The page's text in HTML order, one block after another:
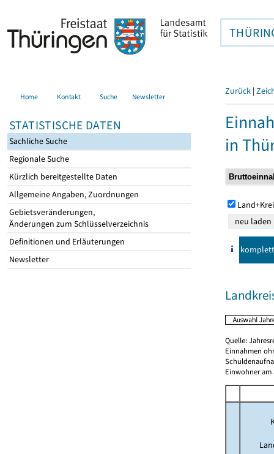
Home Kontakt Suche Newsletter
STATISTISCHE DATEN
Sachliche Suche
Regionale Suche
Kürzlich bereitgestellte Daten
Allgemeine Angaben, Zuordnungen
Gebietsveränderungen,
Änderungen zum Schlüsselverzeichnis
Definitionen und Erläuterungen
Newsletter
Zurück |
in
komplett
Quelle:
Einnahmen
Einwohner am